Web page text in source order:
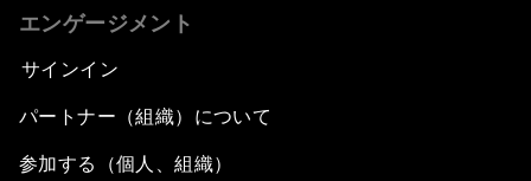
エンゲージメント
サインイン
パートナー（組織）について
参加する（個人、組織）